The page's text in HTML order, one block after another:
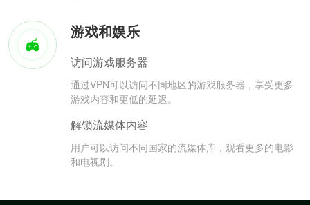
游戏和娱乐
访问游戏服务器
通过VPN可以访问不同地区的游戏服务器，享受更多
游戏内容和更低的延迟。
解锁流媒体内容
用户可以访问不同国家的流媒体库，观看更多的电影
和电视剧。